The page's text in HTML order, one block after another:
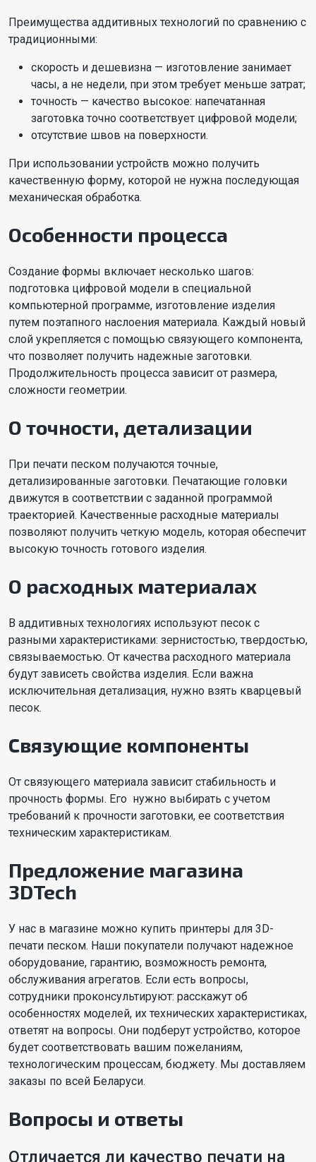
Преимущества аддитивных технологий по сравнению с
традиционными:
скорость и дешевизна — изготовление занимает
часы, а не недели, при этом требует меньше затрат;
точность — качество высокое: напечатанная
заготовка точно соответствует цифровой модели;
отсутствие швов на поверхности.
При использовании устройств можно получить
качественную форму, которой не нужна последующая
механическая обработка.
Особенности процесса
Создание формы включает несколько шагов:
подготовка цифровой модели в специальной
компьютерной программе, изготовление изделия
путем поэтапного наслоения материала. Каждый новый
слой укрепляется с помощью связующего компонента,
что позволяет получить надежные заготовки.
Продолжительность процесса зависит от размера,
сложности геометрии.
О точности, детализации
При печати песком получаются точные,
детализированные заготовки. Печатающие головки
движутся в соответствии с заданной программой
траекторией. Качественные расходные материалы
позволяют получить четкую модель, которая обеспечит
высокую точность готового изделия.
О расходных материалах
В аддитивных технологиях используют песок с
разными характеристиками: зернистостью, твердостью,
связываемостью. От качества расходного материала
будут зависеть свойства изделия. Если важна
исключительная детализация, нужно взять кварцевый
песок.
Связующие компоненты
От связующего материала зависит стабильность и
прочность формы. Его нужно выбирать с учетом
требований к прочности заготовки, ее соответствия
техническим характеристикам.
Предложение магазина
3DTech
У нас в магазине можно купить принтеры для 3D-
печати песком. Наши покупатели получают надежное
оборудование, гарантию, возможность ремонта,
обслуживания агрегатов. Если есть вопросы,
сотрудники проконсультируют: расскажут об
особенностях моделей, их технических характеристиках,
ответят на вопросы. Они подберут устройство, которое
будет соответствовать вашим пожеланиям,
технологическим процессам, бюджету. Мы доставляем
заказы по всей Беларуси.
Вопросы и ответы
Отличается ли качество печати на